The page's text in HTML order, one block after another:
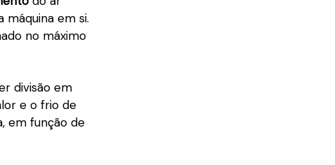
máquina em si.
no máximo
divisão em
e o frio de
em função de